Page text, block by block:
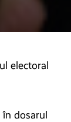
electoral
în dosarul